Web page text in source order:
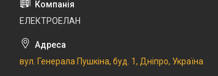
ЕЛЕКТРОЕЛАН
вул. Генерала Пушкіна, буд. 1, Дніпро, Україна